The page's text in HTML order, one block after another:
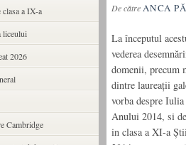
De cătreANCA
La începutul
vederea
domenii, precum
dintre laureaţii
vorba despre
Anului 2014, si
in clasa a XI-a
a IX-a
liceului
2026
Cambridge